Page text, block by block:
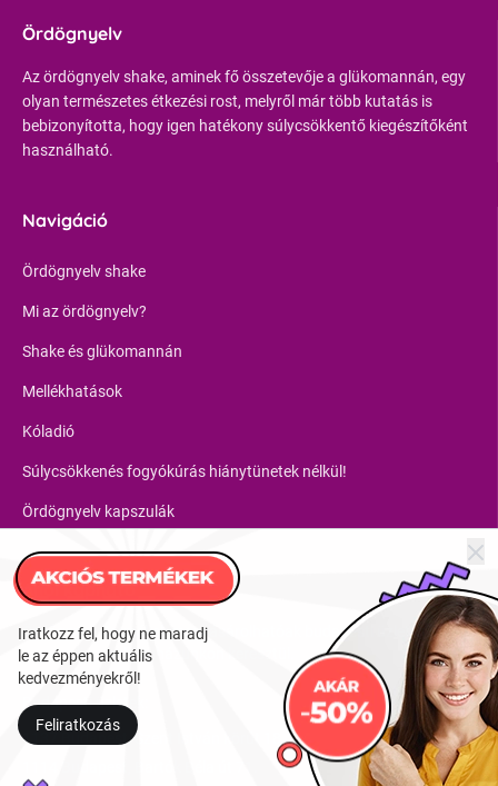
Ördögnyelv
Az ördögnyelv shake, aminek fő összetevője a glükomannán, egy
olyan természetes étkezési rost, melyről már több kutatás is
bebizonyította, hogy igen hatékony súlycsökkentő kiegészítőként
használható.
Navigáció
Ördögnyelv shake
Mi az ördögnyelv?
Shake és glükomannán
Mellékhatások
Kóladió
Súlycsökkenés fogyókúrás hiánytünetek nélkül!
Ördögnyelv kapszulák
Ahol kapható
Ördögnyelv termékek megvásárolhatóak budapesti üzleteinkben
vagy online webáruházunkon keresztül.
Budapesti üzletek:
1137 Budapest, Szent István körút 18.
Iratkozz fel, hogy ne maradj
le az éppen aktuális
kedvezményekről!
Feliratkozás